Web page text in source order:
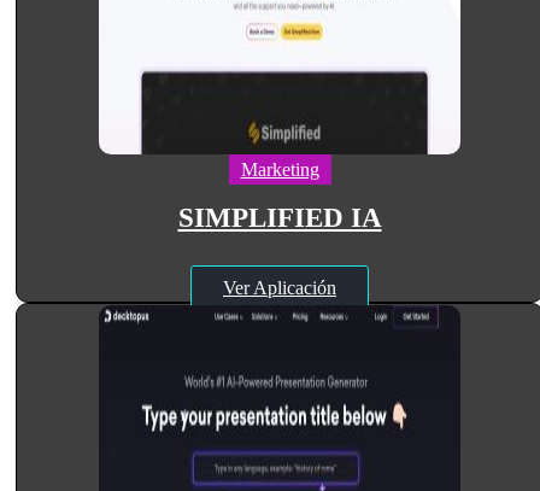
Marketing
SIMPLIFIED IA
Ver Aplicación